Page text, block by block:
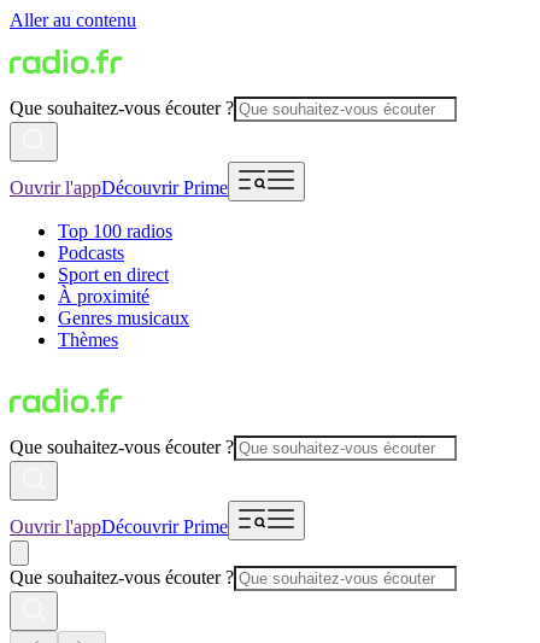
Aller au contenu
Que souhaitez-vous écouter ?
Ouvrir l'appDécouvrir Prime
Top 100 radios
Podcasts
Sport en direct
À proximité
Genres musicaux
Thèmes
Que souhaitez-vous écouter ?
Ouvrir l'appDécouvrir Prime
Que souhaitez-vous écouter ?